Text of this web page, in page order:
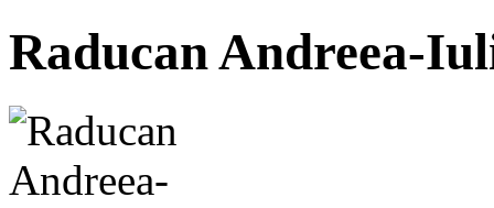
Raducan Andreea-